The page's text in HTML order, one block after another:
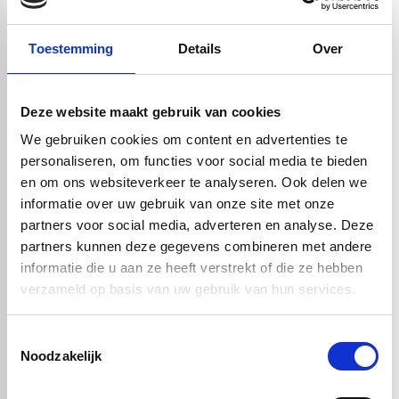
Toestemming Details Over
Deze website maakt gebruik van cookies
We gebruiken cookies om content en advertenties te
personaliseren, om functies voor social media te bieden
en om ons websiteverkeer te analyseren. Ook delen we
informatie over uw gebruik van onze site met onze
partners voor social media, adverteren en analyse. Deze
partners kunnen deze gegevens combineren met andere
informatie die u aan ze heeft verstrekt of die ze hebben
verzameld op basis van uw gebruik van hun services.
Noodzakelijk
mm, 40 mm, 70 mm
Datasheet
datasheet hmpe500_groen.pdf
Bewerking van HMPE 500 groen
HMPE 500 plaat groen is dankzij zijn thermoplastische
eigenschappen uitstekend te bewerken. Het materiaal kan
eenvoudig gezaagd, gefreesd of gelast worden en behoudt daarbij
zijn sterke eigenschappen.
Geschikte bewerkingsmethoden:
Zagen voor panelen of strips op maat
Lassen en thermovormen voor technische toepassingen